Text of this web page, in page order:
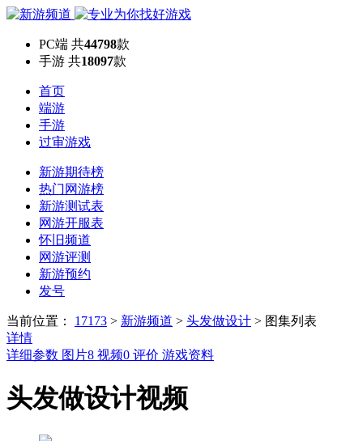
PC端 共44798款
手游 共18097款
首页
端游
手游
过审游戏
新游期待榜
热门网游榜
新游测试表
网游开服表
怀旧频道
网游评测
新游预约
发号
当前位置： 17173 > 新游频道 > 头发做设计 > 图集列表
详情
详细参数 图片8 视频0 评价 游戏资料
头发做设计视频